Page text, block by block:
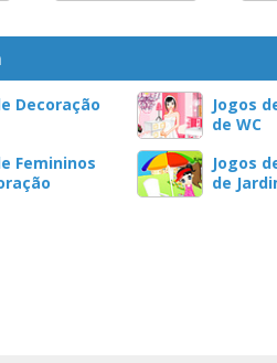
Decoração
Jogos
de WC
Femininos
Jogos
de